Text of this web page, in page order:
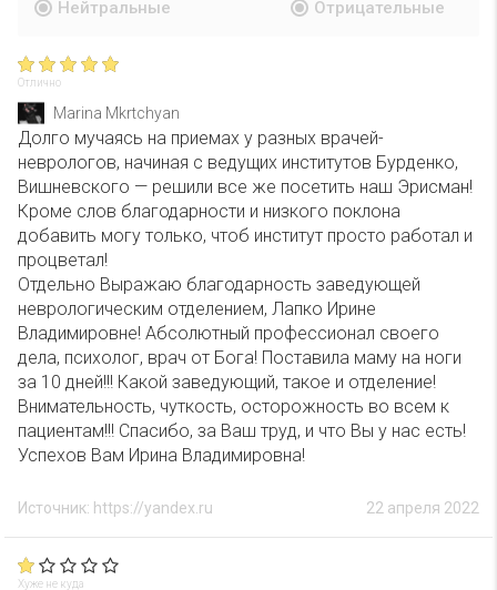
Нейтральные Отрицательные
Отлично
Marina Mkrtchyan
Долго мучаясь на приемах у разных врачей-
неврологов, начиная с ведущих институтов Бурденко,
Вишневского — решили все же посетить наш Эрисман!
Кроме слов благодарности и низкого поклона
добавить могу только, чтоб институт просто работал и
процветал!
Отдельно Выражаю благодарность заведующей
неврологическим отделением, Лапко Ирине
Владимировне! Абсолютный профессионал своего
дела, психолог, врач от Бога! Поставила маму на ноги
за 10 дней!!! Какой заведующий, такое и отделение!
Внимательность, чуткость, осторожность во всем к
пациентам!!! Спасибо, за Ваш труд, и что Вы у нас есть!
Успехов Вам Ирина Владимировна!
22 апреля 2022
Источник: https://yandex.ru
Хуже не куда